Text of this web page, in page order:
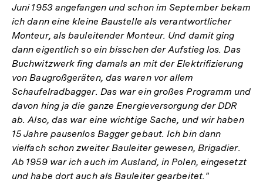
Juni 1953 angefangen und schon im September bekam
ich dann eine kleine Baustelle als verantwortlicher
Monteur, als bauleitender Monteur. Und damit ging
dann eigentlich so ein bisschen der Aufstieg los. Das
Buchwitzwerk fing damals an mit der Elektrifizierung
von Baugroßgeräten, das waren vor allem
Schaufelradbagger. Das war ein großes Programm und
davon hing ja die ganze Energieversorgung der DDR
ab. Also, das war eine wichtige Sache, und wir haben
15 Jahre pausenlos Bagger gebaut. Ich bin dann
vielfach schon zweiter Bauleiter gewesen, Brigadier.
Ab 1959 war ich auch im Ausland, in Polen, eingesetzt
und habe dort auch als Bauleiter gearbeitet."